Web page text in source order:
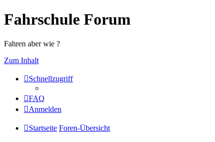
Fahrschule Forum
Fahren aber wie ?
Zum Inhalt
Schnellzugriff
FAQ
Anmelden
Startseite Foren-Übersicht